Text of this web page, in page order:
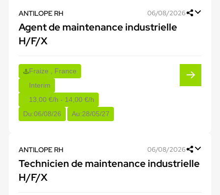
ANTILOPE RH 06/08/2026
Agent de maintenance industrielle
H/F/X
Fraize , France
Interim
13,00 €/h - 14,00 €/h
Du:06/08/26 Au:28/05/27
ANTILOPE RH 06/08/2026
Technicien de maintenance industrielle
H/F/X